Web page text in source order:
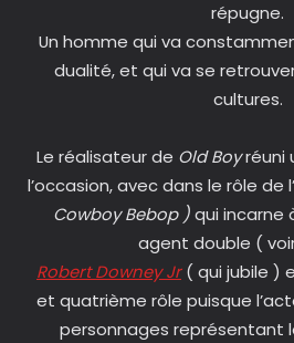
répugne.
Un homme qui va
dualité, et qui va se
cultures.
Le réalisateur de Old Boyréuni
l’occasion, avec dans le rôle de
Cowboy Bebop )qui incarne
agent double (
Robert Downey Jr( qui jubile )
et quatrième rôle puisque
personnages représentant